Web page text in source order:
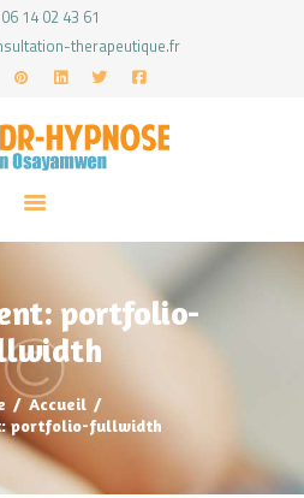
06 14 02 43 61
therapeutique.fr
portfolio-
Accueil
portfolio-fullwidth